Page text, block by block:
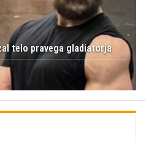
telo pravega gladiatorja